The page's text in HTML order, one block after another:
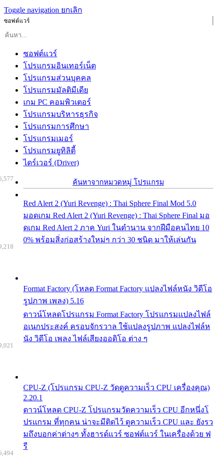
Toggle navigation ยกเลิก
ซอฟต์แวร์
ซอฟต์แวร์
โปรแกรมอินเทอร์เน็ต
โปรแกรมส่วนบุคคล
โปรแกรมมัลติมีเดีย
เกม PC คอมพิวเตอร์
โปรแกรมบริหารธุรกิจ
โปรแกรมการศึกษา
โปรแกรมเมอร์
โปรแกรมยูทิลิตี้
ไดร์เวอร์ (Driver)
ค้นหาจากหมวดหมู่ โปรแกรม
Red Alert 2 (Yuri Revenge) : Thai Sphere Final Mod 5.0
มอดเกม Red Alert 2 (Yuri Revenge) : Thai Sphere Final มอ
ดเกม Red Alert 2 ภาค Yuri ในตำนาน จากฝีมือคนไทย 10
0% พร้อมสิ่งก่อสร้างใหม่ๆ กว่า 30 ชนิด มาให้เล่นกัน
Format Factory (โหลด Format Factory แปลงไฟล์หนัง วิดีโอ
รูปภาพ เพลง) 5.16
ดาวน์โหลดโปรแกรม Format Factory โปรแกรมแปลงไฟล์
อเนกประสงค์ ครอบจักรวาล ใช้แปลงรูปภาพ แปลงไฟล์ห
นัง วิดีโอ เพลง ไฟล์เสียงออดิโอ ต่าง ๆ
CPU-Z (โปรแกรม CPU-Z วัดดูความเร็ว CPU เครื่องคุณ)
2.20.1
ดาวน์โหลด CPU-Z โปรแกรมวัดความเร็ว CPU อีกหนึ่งโ
ปรแกรม ที่ทุกคน น่าจะมีติดไว้ ดูความเร็ว CPU และ ยังรว
มถึงบอกค่าต่างๆ ทั้งฮารด์แวร์ ซอฟต์แวร์ ในเครื่องด้วย ฟ
รี